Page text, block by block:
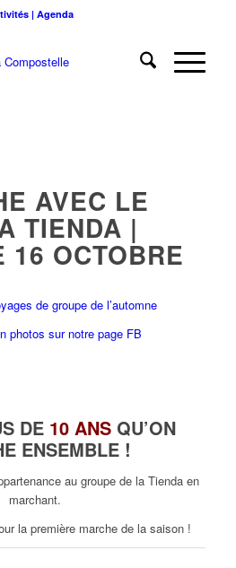
| Agenda
AVEC LE
TIENDA |
16 OCTOBRE
de groupe de l’automne
photos sur notre page FB
DE 10 ANSQU’ON
ENSEMBLE !
au groupe de la Tienda en
marchant.
la première marche de la saison !